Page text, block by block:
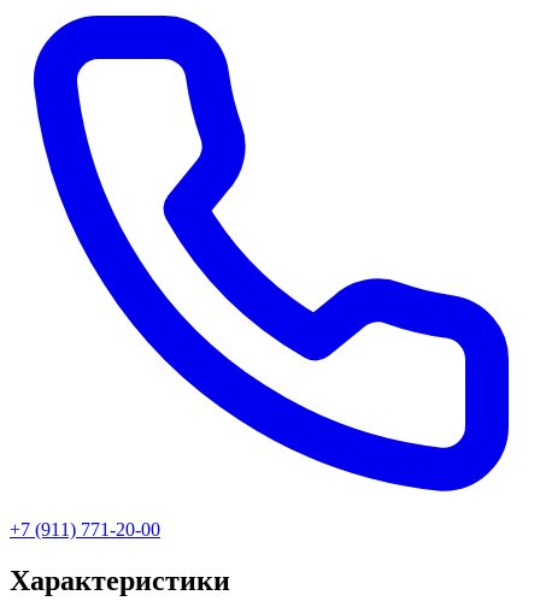
+7 (911) 771-20-00
Характеристики